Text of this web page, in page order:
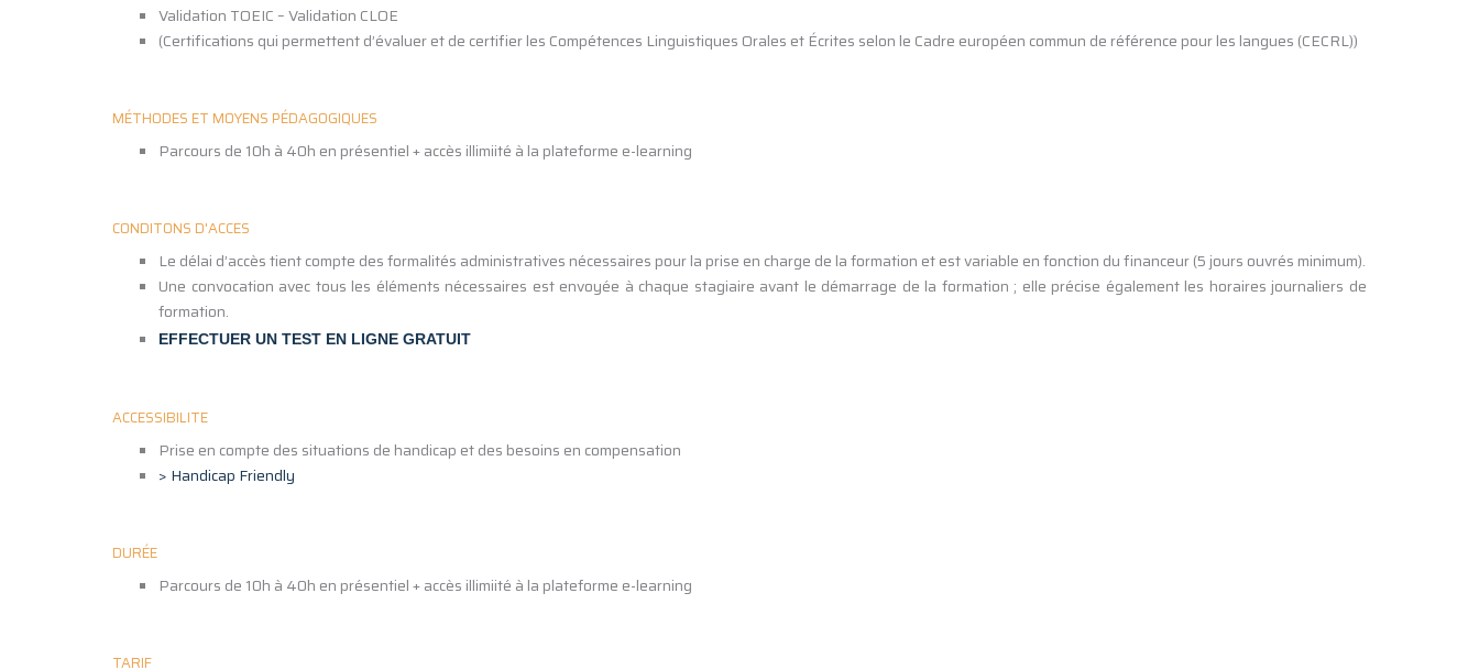
Validation TOEIC – Validation CLOE
(Certifications qui permettent d’évaluer et de certifier les Compétences Linguistiques Orales et Écrites selon le Cadre européen commun de référence pour les langues (CECRL))
MÉTHODES ET MOYENS PÉDAGOGIQUES
Parcours de 10h à 40h en présentiel + accès illimiité à la plateforme e-learning
CONDITONS D'ACCES
Le délai d’accès tient compte des formalités administratives nécessaires pour la prise en charge de la formation et est variable en fonction du financeur (5 jours ouvrés minimum).
Une convocation avec tous les éléments nécessaires est envoyée à chaque stagiaire avant le démarrage de la formation ; elle précise également les horaires journaliers de
formation.
EFFECTUER UN TEST EN LIGNE GRATUIT
ACCESSIBILITE
Prise en compte des situations de handicap et des besoins en compensation
> Handicap Friendly
DURÉE
Parcours de 10h à 40h en présentiel + accès illimiité à la plateforme e-learning
TARIF